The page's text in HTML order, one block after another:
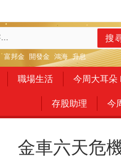
搜
富邦金 開發金 鴻海 升息
職場生活 今周大耳朵
存股助理 今
金車六天危